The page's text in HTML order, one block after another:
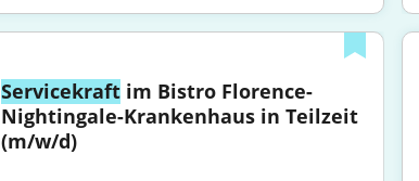
Servicekraft im Bistro Florence-
Nightingale-Krankenhaus in Teilzeit
(m/w/d)